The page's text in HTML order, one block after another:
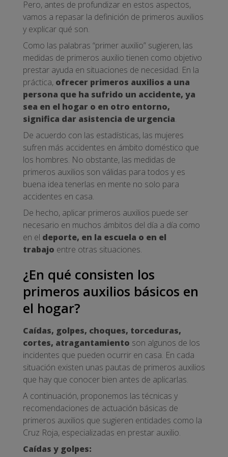
Pero, antes de profundizar en estos aspectos,
vamos a repasar la definición de primeros auxilios
y explicar qué son.
Como las palabras “primer auxilio” sugieren, las
medidas de primeros auxilio tienen como objetivo
prestar ayuda en situaciones de necesidad. En la
práctica, ofrecer primeros auxilios a una
persona que ha sufrido un accidente, ya
sea en el hogar o en otro entorno,
significa dar asistencia de urgencia.
De acuerdo con las estadísticas, las mujeres
sufren más accidentes en ámbito doméstico que
los hombres. No obstante, las medidas de
primeros auxilios son válidas para todos y es
buena idea tenerlas en mente no solo para
accidentes en casa.
De hecho, aplicar primeros auxilios puede ser
necesario en muchos ámbitos del día a día como
en el deporte, en la escuela o en el
trabajo entre otras situaciones.
¿En qué consisten los
primeros auxilios básicos en
el hogar?
Caídas, golpes, choques, torceduras,
cortes, atragantamiento son algunos de los
incidentes que pueden ocurrir en casa. En cada
situación existen unas pautas de primeros auxilios
que hay que conocer bien antes de aplicarlas.
A continuación, proponemos las técnicas y
recomendaciones de actuación básicas de
primeros auxilios que sugieren entidades como la
Cruz Roja, especializadas en prestar auxilio.
Caídas y golpes: